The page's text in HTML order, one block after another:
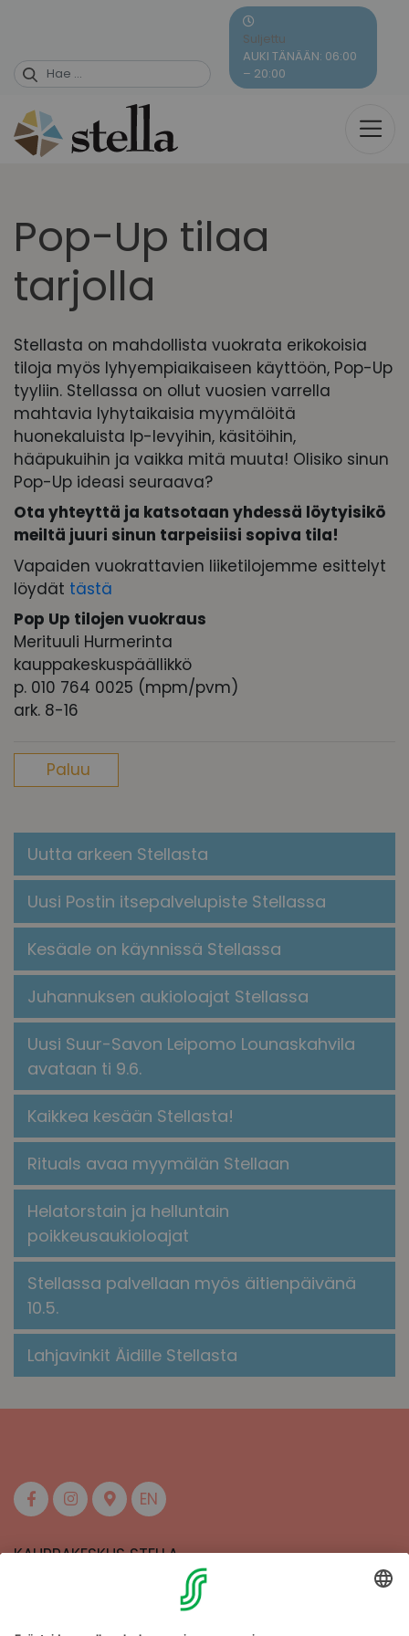
content
Suljettu
AUKI TÄNÄÄN: 06:00
– 20:00
Pop-Up tilaa
tarjolla
Stellasta on mahdollista vuokrata erikokoisia
tiloja myös lyhyempiaikaiseen käyttöön, Pop-Up
tyyliin. Stellassa on ollut vuosien varrella
mahtavia lyhytaikaisia myymälöitä
huonekaluista lp-levyihin, käsitöihin,
hääpukuihin ja vaikka mitä muuta! Olisiko sinun
Pop-Up ideasi seuraava?
Ota yhteyttä ja katsotaan yhdessä löytyisikö
meiltä juuri sinun tarpeisiisi sopiva tila!
Vapaiden vuokrattavien liiketilojemme esittelyt
löydät tästä
Pop Up tilojen vuokraus
Merituuli Hurmerinta
kauppakeskuspäällikkö
p. 010 764 0025 (mpm/pvm)
ark. 8-16
Paluu
Uutta arkeen Stellasta
Uusi Postin itsepalvelupiste Stellassa
Kesäale on käynnissä Stellassa
Juhannuksen aukioloajat Stellassa
Uusi Suur-Savon Leipomo Lounaskahvila
avataan ti 9.6.
Kaikkea kesään Stellasta!
​​Rituals avaa myymälän Stellaan​
Helatorstain ja helluntain
poikkeusaukioloajat
Stellassa palvellaan myös äitienpäivänä
10.5.
Lahjavinkit Äidille Stellasta
EN
KAUPPAKESKUS STELLA